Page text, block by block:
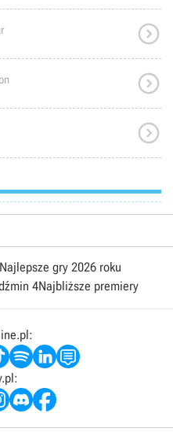



Najlepsze gry 2026 roku
4Najbliższe premiery